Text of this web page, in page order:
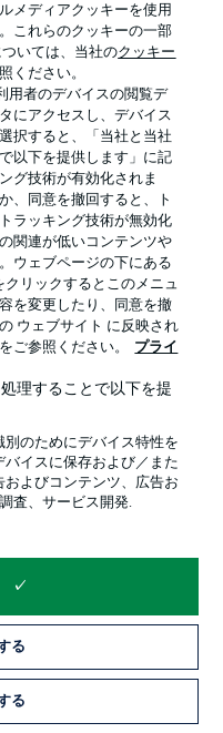
優先設定を管理する
放送局
選手
GmbH
メディアクッキーを使用
これらのクッキーの一部
いては、当社のクッキー
ください。
用者のデバイスの閲覧デ
にアクセスし、デバイス
択すると、「当社と当社
以下を提供します」に記
グ技術が有効化されま
、同意を撤回すると、ト
ラッキング技術が無効化
関連が低いコンテンツや
ウェブページの下にある
リックするとこのメニュ
を変更したり、同意を撤
ウェブサイト に反映され
ご参照ください。
プライ
理することで以下を提
別のためにデバイス特性を
イスに保存および／また
よびコンテンツ、広告お
査、サービス開発.
る
る